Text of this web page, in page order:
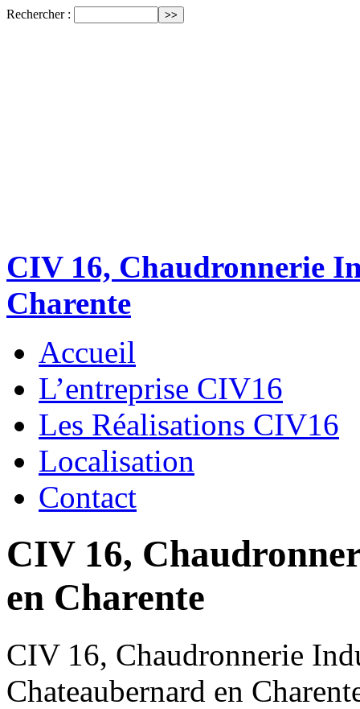
Rechercher :
CIV 16, Chaudronnerie
Charente
Accueil
L’entreprise CIV16
Les Réalisations CIV16
Localisation
Contact
CIV 16,
en Charente
CIV 16, Chaudronnerie
Chateaubernard en